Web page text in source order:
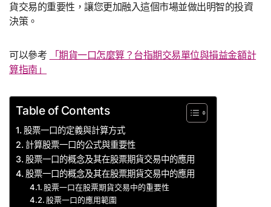
貨交易的重要性，讓您更加融入這個市場並做出明智的投資
決策。
可以參考
「期貨一口怎麼算？台指期交易單位與損益金額計
算指南」
Table of Contents
股票一口的定義與計算方式
計算股票一口的公式與重要性
股票一口的概念及其在股票期貨交易中的應用
股票一口的概念及其在股票期貨交易中的應用
股票一口在股票期貨交易中的重要性
股票一口的應用範圍